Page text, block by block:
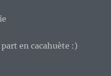
en cacahuète :)